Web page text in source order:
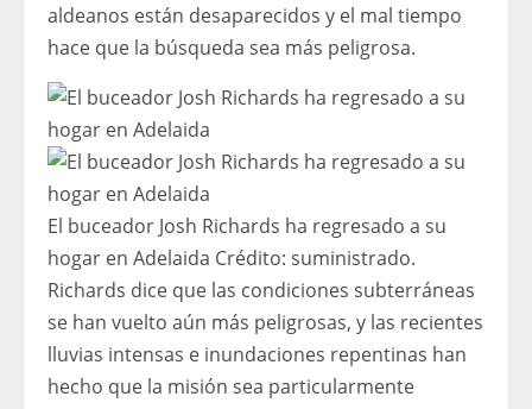
aldeanos están desaparecidos y el mal tiempo
hace que la búsqueda sea más peligrosa.
El buceador Josh Richards ha regresado a su
hogar en Adelaida Crédito: suministrado.
Richards dice que las condiciones subterráneas
se han vuelto aún más peligrosas, y las recientes
lluvias intensas e inundaciones repentinas han
hecho que la misión sea particularmente